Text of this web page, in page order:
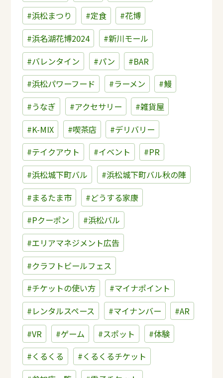
#浜松まつり
#定食
#花博
#浜名湖花博2024
#新川モール
#バレンタイン
#パン
#BAR
#浜松パワーフード
#ラーメン
#鰻
#うなぎ
#アクセサリー
#雑貨屋
#K-MIX
#喫茶店
#デリバリー
#テイクアウト
#イベント
#PR
#浜松城下町バル
#浜松城下町バル秋の陣
#まるたま市
#どうする家康
#Pクーポン
#浜松バル
#エリアマネジメント広告
#クラフトビールフェス
#チケットの使い方
#マイナポイント
#レンタルスペース
#マイナンバー
#AR
#VR
#ゲーム #スポット
#体験
#くるくる
#くるくるチケット